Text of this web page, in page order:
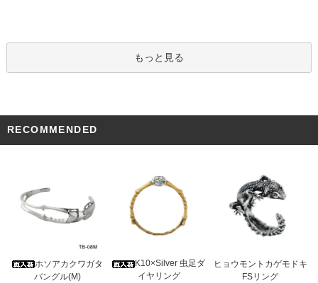
もっと見る
RECOMMENDED
ホソアカクワガタ
バングル(M)
K10×Silver 虫足ダ
イヤリング
ヒョウモントカゲモドキ
FSリング